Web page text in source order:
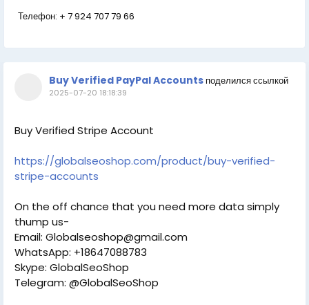
Телефон: + 7 924 707 79 66
Buy Verified PayPal Accounts поделился ссылкой
2025-07-20 18:18:39
Buy Verified Stripe Account
https://globalseoshop.com/product/buy-verified-
stripe-accounts
On the off chance that you need more data simply
thump us-
Email: Globalseoshop@gmail.com
WhatsApp: +18647088783
Skype: GlobalSeoShop
Telegram: @GlobalSeoShop